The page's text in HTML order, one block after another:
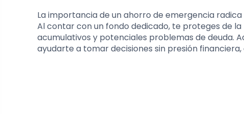
La importancia de un ahorro de emergencia
Al contar con un fondo dedicado, te proteges de
acumulativos y potenciales problemas de deuda.
ayudarte a tomar decisiones sin presión